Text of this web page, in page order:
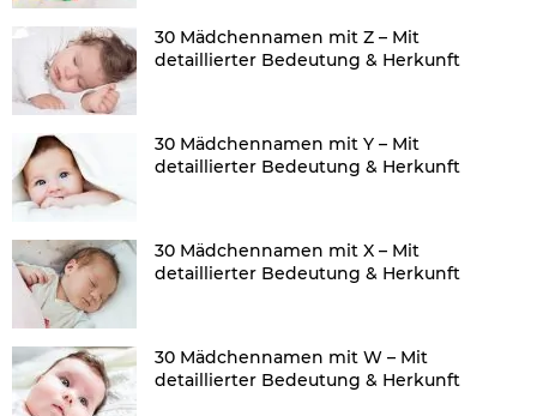
30 Mädchennamen mit Z – Mit
detaillierter Bedeutung & Herkunft
30 Mädchennamen mit Y – Mit
detaillierter Bedeutung & Herkunft
30 Mädchennamen mit X – Mit
detaillierter Bedeutung & Herkunft
30 Mädchennamen mit W – Mit
detaillierter Bedeutung & Herkunft